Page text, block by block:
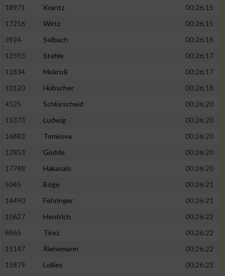
18971
Krantz
00:26:15
17216
Wirtz
00:26:15
3924
Selbach
00:26:16
13593
Stehle
00:26:17
11834
Mokroß
00:26:17
10120
Hübscher
00:26:18
4525
Schlürscheid
00:26:20
15373
Ludwig
00:26:20
16883
Tomkova
00:26:20
12853
Gödde
00:26:20
17748
Hakasalo
00:26:20
5045
Böge
00:26:21
14490
Fehringer
00:26:21
10627
Hentrich
00:26:22
8865
Tirez
00:26:22
15147
Riehemann
00:26:22
15879
Lollies
00:26:23